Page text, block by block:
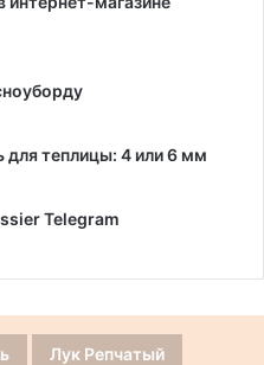
для теплицы: 4 или 6 мм
Telegram
Лук Репчатый